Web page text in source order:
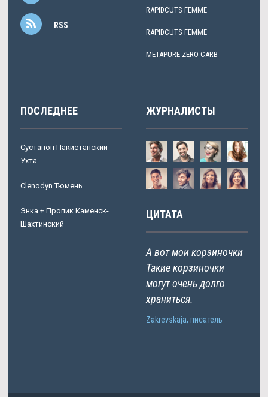
RSS
RAPIDCUTS FEMME
RAPIDCUTS FEMME
METAPURE ZERO CARB
ПОСЛЕДНЕЕ
Сустанон Пакистанский
Ухта
Clenodyn Тюмень
Энка + Пропик Каменск-
Шахтинский
ЖУРНАЛИСТЫ
ЦИТАТА
А вот мои корзиночки
Такие корзиночки
могут очень долго
храниться.
Zakrevskaja, писатель